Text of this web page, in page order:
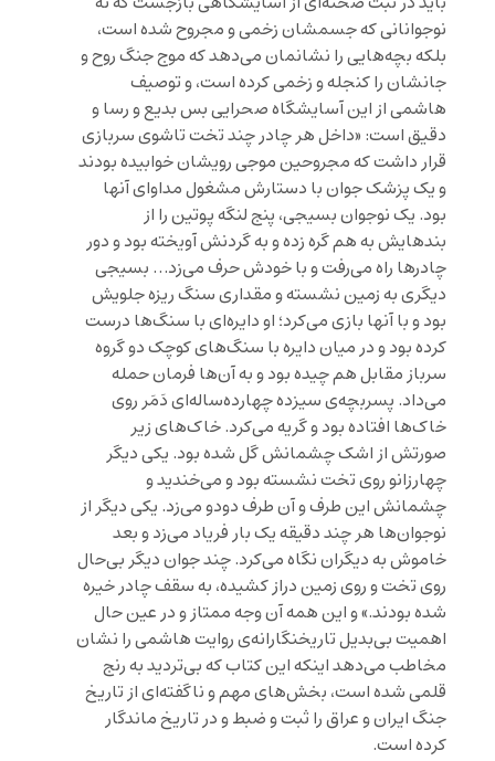
نوجوانانی که جسمشان زخمی و مجروح شده است،
بلکه بچه‌هایی را نشانمان می‌دهد که موج جنگ روح و
جانشان را کنجله و زخمی کرده است، و توصیف
هاشمی از این آسایشگاه صحرایی بس بدیع و رسا و
دقیق است: «داخل هر چادر چند تخت تاشوی سربازی
قرار داشت که مجروحین موجی رویشان خوابیده بودند
و یک پزشک جوان با دستارش مشغول مداوای آنها
بود. یک نوجوان بسیجی، پنج لنگه پوتین را از
بندهایش به هم گره زده و به گردنش آویخته بود و دور
چادرها راه می‌رفت و با خودش حرف می‌زد… بسیجی
دیگری به زمین نشسته و مقداری سنگ ریزه جلویش
بود و با آنها بازی می‌کرد؛ او دایره‌ای با سنگ‌ها درست
کرده بود و در میان دایره با سنگ‌های کوچک دو گروه
سرباز مقابل هم چیده بود و به آن‌ها فرمان حمله
می‌داد. پسربچه‌ی سیزده چهارده‌ساله‌ای دَمَر روی
خاک‌ها افتاده بود و گریه می‌کرد. خاک‌های زیر
صورتش از اشک چشمانش گل شده بود. یکی دیگر
چهارزانو روی تخت نشسته بود و می‌خندید و
چشمانش این طرف و آن طرف دودو می‌زد. یکی دیگر از
نوجوان‌ها هر چند دقیقه یک بار فریاد می‌زد و بعد
خاموش به دیگران نگاه می‌کرد. چند جوان دیگر بی‌حال
روی تخت و روی زمین دراز کشیده، به سقف چادر خیره
شده بودند.» و این همه آن وجه ممتاز و در عین حال
اهمیت بی‌بدیل تاریخنگارانه‌ی روایت هاشمی را نشان
مخاطب می‌دهد اینکه این کتاب که بی‌تردید به رنج
قلمی شده است، بخش‌های مهم و ناگفته‌ای از تاریخ
جنگ ایران و عراق را ثبت و ضبط و در تاریخ ماندگار
کرده است.